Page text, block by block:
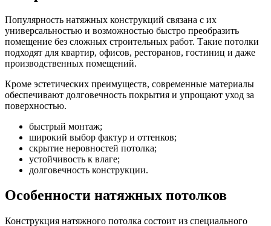
Популярность натяжных конструкций связана с их
универсальностью и возможностью быстро преобразить
помещение без сложных строительных работ. Такие потолки
подходят для квартир, офисов, ресторанов, гостиниц и даже
производственных помещений.
Кроме эстетических преимуществ, современные материалы
обеспечивают долговечность покрытия и упрощают уход за
поверхностью.
быстрый монтаж;
широкий выбор фактур и оттенков;
скрытие неровностей потолка;
устойчивость к влаге;
долговечность конструкции.
Особенности натяжных потолков
Конструкция натяжного потолка состоит из специального